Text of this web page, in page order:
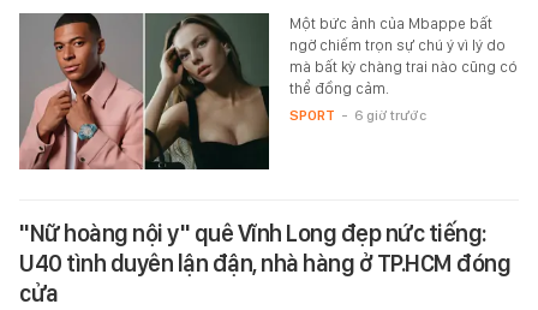
Một bức ảnh của Mbappe bất
ngờ chiếm trọn sự chú ý vì lý do
mà bất kỳ chàng trai nào cũng có
thể đồng cảm.
SPORT - 6 giờ trước
"Nữ hoàng nội y" quê Vĩnh Long đẹp nức tiếng:
U40 tình duyên lận đận, nhà hàng ở TP.HCM đóng
cửa